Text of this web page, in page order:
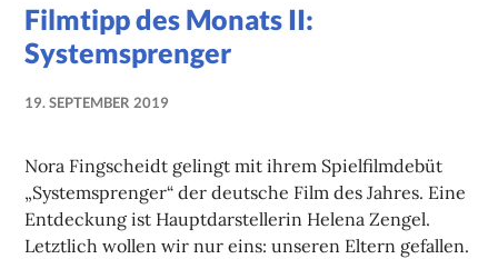
Filmtipp des Monats II:
Systemsprenger
19. SEPTEMBER 2019
Nora Fingscheidt gelingt mit ihrem Spielfilmdebüt
„Systemsprenger“ der deutsche Film des Jahres. Eine
Entdeckung ist Hauptdarstellerin Helena Zengel.
Letztlich wollen wir nur eins: unseren Eltern gefallen.